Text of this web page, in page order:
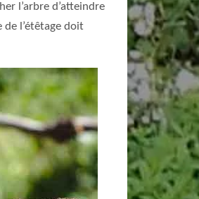
l’arbre d’atteindre
l’étêtage doit